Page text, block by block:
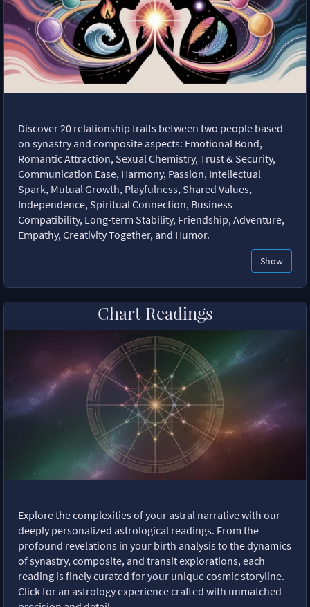
Discover 20 relationship traits between two people based
on synastry and composite aspects: Emotional Bond,
Romantic Attraction, Sexual Chemistry, Trust & Security,
Communication Ease, Harmony, Passion, Intellectual
Spark, Mutual Growth, Playfulness, Shared Values,
Independence, Spiritual Connection, Business
Compatibility, Long-term Stability, Friendship, Adventure,
Empathy, Creativity Together, and Humor.
Show
Chart Readings
Explore the complexities of your astral narrative with our
deeply personalized astrological readings. From the
profound revelations in your birth analysis to the dynamics
of synastry, composite, and transit explorations, each
reading is finely curated for your unique cosmic storyline.
Click for an astrology experience crafted with unmatched